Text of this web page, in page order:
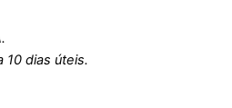
10 dias úteis.